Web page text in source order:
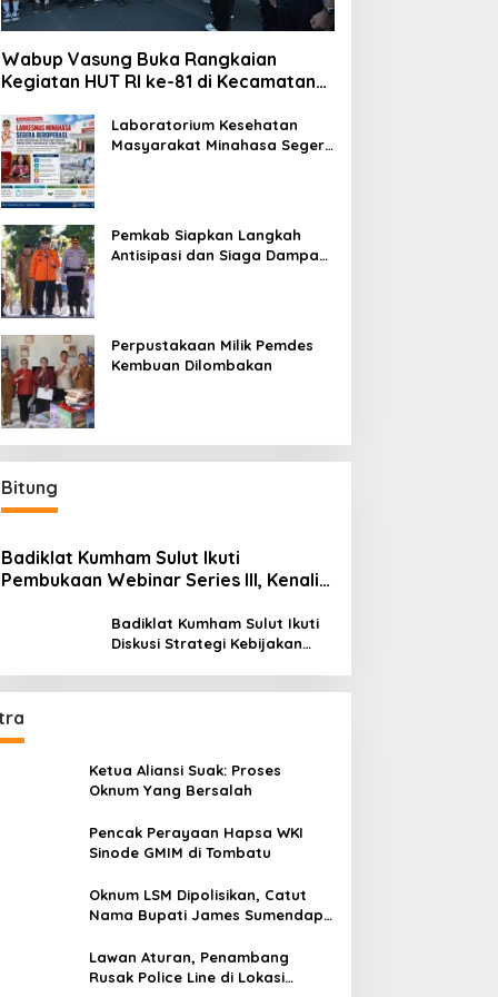
Wabup Vasung Buka Rangkaian
Kegiatan HUT RI ke-81 di Kecamatan
Laboratorium Kesehatan
Masyarakat Minahasa Segera
Pemkab Siapkan Langkah
Antisipasi dan Siaga Dampak
Perpustakaan Milik Pemdes
Kembuan Dilombakan
Bitung
Badiklat Kumham Sulut Ikuti
Pembukaan Webinar Series III, Kenali
Badiklat Kumham Sulut Ikuti
Diskusi Strategi Kebijakan
Ketua Aliansi Suak: Proses
Oknum Yang Bersalah
Pencak Perayaan Hapsa WKI
Sinode GMIM di Tombatu
Oknum LSM Dipolisikan, Catut
Nama Bupati James Sumendap
Lawan Aturan, Penambang
Rusak Police Line di Lokasi